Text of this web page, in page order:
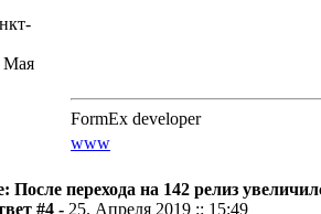
Мая
FormEx developer
www
После перехода на 142 релиз
#4 - 25. Апреля 2019 :: 15:49